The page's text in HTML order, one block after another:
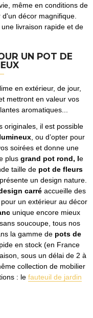
même en conditions de
décor magnifique.
livraison rapide et de
UN POT DE
en extérieur, de jour,
mettront en valeur vos
aromatiques...
originales, il est possible
, ou d’opter pour
soirées et donne une
plus grand pot rond, le
taille de pot de fleurs
un design nature.
carréaccueille des
un extérieur au décor
unique encore mieux
soucoupe, tous nos
la gamme de pots de
en stock (en France
sous un délai de 2 à
collection de mobilier
: le fauteuil de jardin